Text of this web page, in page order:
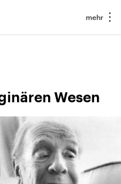
Wesen